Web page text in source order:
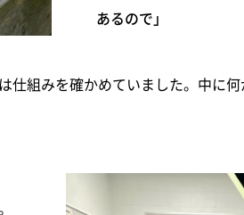
あるので」
組みを確かめていました。中に